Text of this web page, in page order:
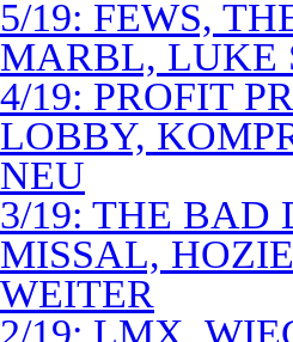
5/19: FEWS,
MARBL, LUKE
4/19: PROFIT
LOBBY,
NEU
3/19: THE BAD
MISSAL,
WEITER
2/19: LMX,